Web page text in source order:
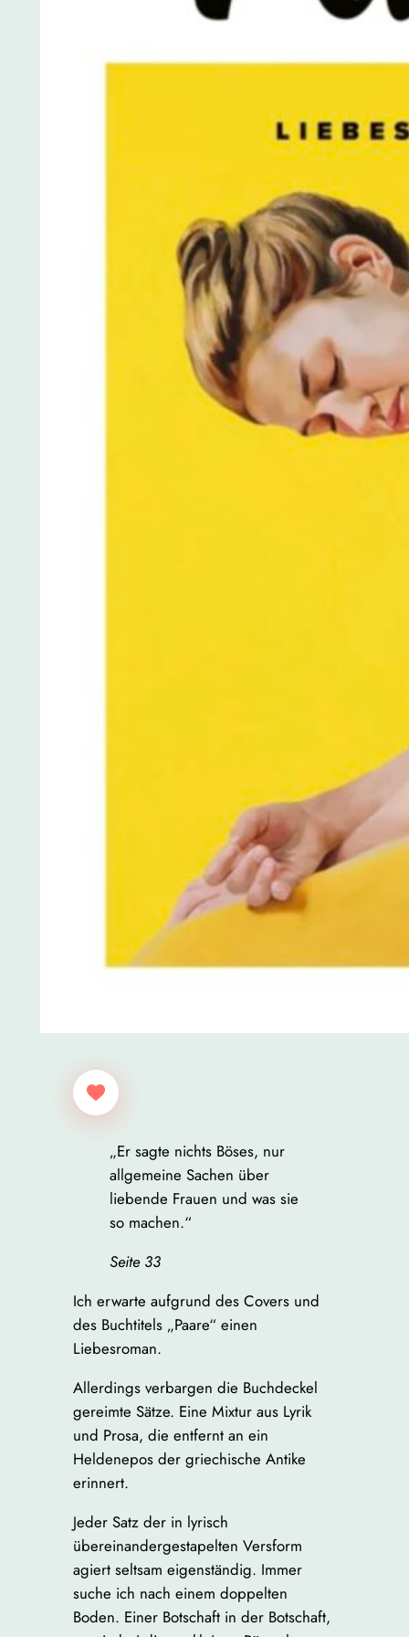
„Er sagte nichts Böses, nur
allgemeine Sachen über
liebende Frauen und was sie
so machen.“
Seite 33
Ich erwarte aufgrund des Covers und
des Buchtitels „Paare“ einen
Liebesroman.
Allerdings verbargen die Buchdeckel
gereimte Sätze. Eine Mixtur aus Lyrik
und Prosa, die entfernt an ein
Heldenepos der griechische Antike
erinnert.
Jeder Satz der in lyrisch
übereinandergestapelten Versform
agiert seltsam eigenständig. Immer
suche ich nach einem doppelten
Boden. Einer Botschaft in der Botschaft,